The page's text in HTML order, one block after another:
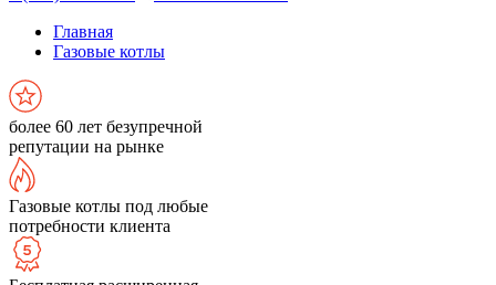
Главная
Газовые котлы
более 60 лет безупречной
репутации на рынке
Газовые котлы под любые
потребности клиента